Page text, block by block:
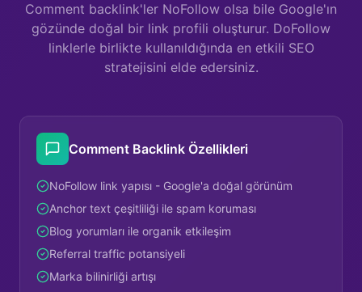
Comment backlink'ler NoFollow olsa bile Google'ın
gözünde doğal bir link profili oluşturur. DoFollow
linklerle birlikte kullanıldığında en etkili SEO
stratejisini elde edersiniz.
Comment Backlink Özellikleri
NoFollow link yapısı - Google'a doğal görünüm
Anchor text çeşitliliği ile spam koruması
Blog yorumları ile organik etkileşim
Referral traffic potansiyeli
Marka bilinirliği artışı